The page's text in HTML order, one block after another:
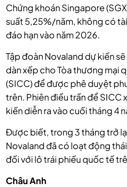
Chứng khoán Singapore
suất 5,25%/năm, không có
đáo hạn vào năm 2026.
Tập đoàn Novaland dự kiến
dàn xếp cho Tòa thương mại
(SICC) để được phê duyệt
trên. Phiên điều trần để SICC
kiến diễn ra vào cuối tháng 4
Được biết, trong 3 tháng trở
Novaland đã có loạt động
đối với lô trái phiếu quốc tế
Châu Anh